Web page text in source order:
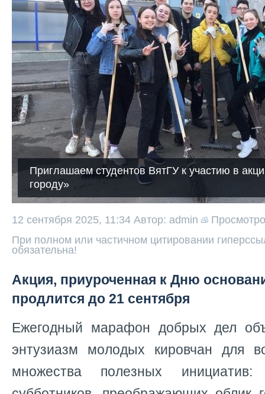
Приглашаем студентов ВятГУ к участию в
городу»
12 сентября 2025, 11:34 Автор: admin
При полном или частичном цитировании
обязательна!
Акция, приуроченная к Дню
продлится до 21 сентября
Ежегодный марафон добрых дел
энтузиазм молодых кировчан для
множества полезных инициатив: